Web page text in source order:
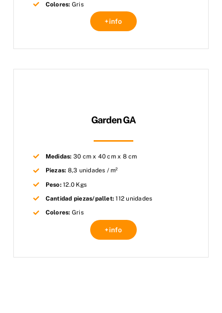
Colores: Gris
+info
Garden GA
Medidas: 30 cm x 40 cm x 8 cm
Piezas: 8,3 unidades / m²
Peso:12.0 Kgs
Cantidad piezas/pallet: 112 unidades
Colores: Gris
+info